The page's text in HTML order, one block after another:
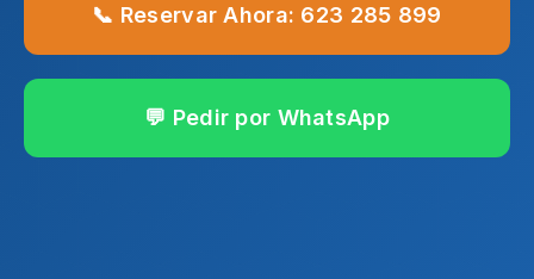
📞 Reservar Ahora: 623 285 899
💬 Pedir por WhatsApp